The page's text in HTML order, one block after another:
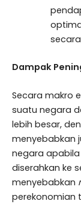
Dampak
Secara makro
suatu negara
lebih besar,
menyebabkan
negara
diserahkan ke
menyebabkan
perekonomian